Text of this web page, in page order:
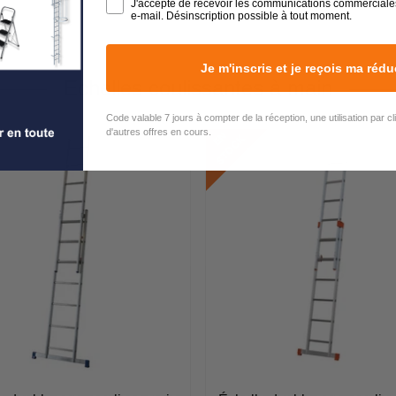
Echelles coulissantes à main
J'accepte de recevoir les communications
e-mail. Désinscription possible à tout moment.
Je m'inscris et je reçois ma
Code valable 7 jours à compter de la réception, une utilisation par
d'autres offres en cours.